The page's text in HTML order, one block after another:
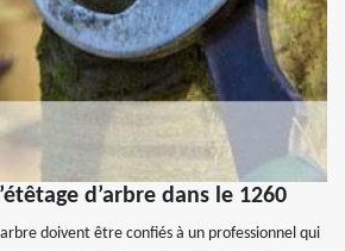
d’arbre dans le 1260
doivent être confiés à un professionnel qui